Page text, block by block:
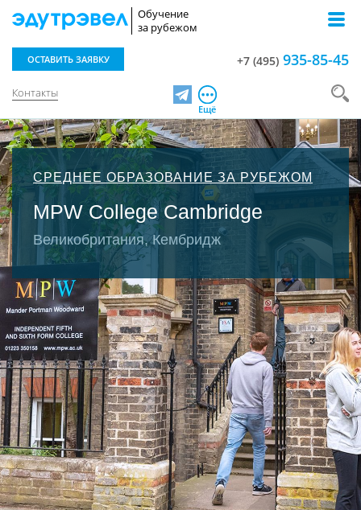
Обучение
за рубежом
Контакты
ОСТАВИТЬ ЗАЯВКУ +7 (495) 935-85-45
TelegramЕщё
СРЕДНЕЕ ОБРАЗОВАНИЕ ЗА РУБЕЖОМ
MPW College Cambridge
Великобритания, Кембридж